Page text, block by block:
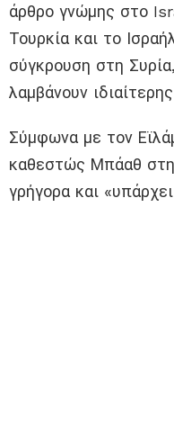
άρθρο γνώμης στο
Τουρκία και το
σύγκρουση στη
λαμβάνουν
Σύμφωνα με τον
καθεστώς Μπάαθ στη
γρήγορα και